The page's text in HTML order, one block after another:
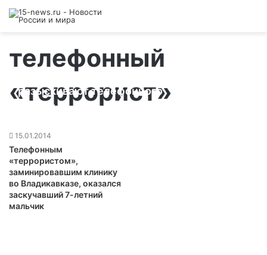
телефонный
«террорист»
разыскивают телефонного
злоумышленника, «заминировавшего»
25.01.2014
15.01.2014
Телефонным
«террористом»,
заминировавшим клинику
во Владикавказе, оказался
заскучавший 7-летний
мальчик